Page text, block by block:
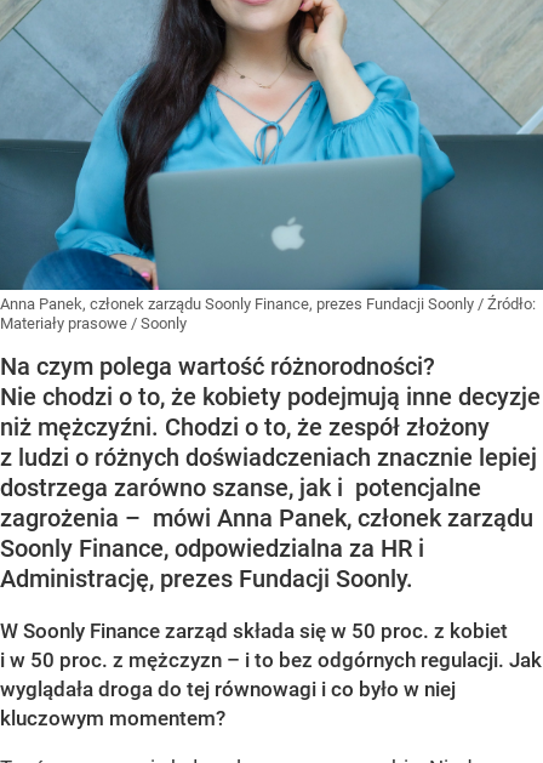
Anna Panek, członek zarządu Soonly Finance, prezes Fundacji Soonly / Źródło:
Materiały prasowe / Soonly
Na czym polega wartość różnorodności?
Nie chodzi o to, że kobiety podejmują inne decyzje
niż mężczyźni. Chodzi o to, że zespół złożony
z ludzi o różnych doświadczeniach znacznie lepiej
dostrzega zarówno szanse, jak i potencjalne
zagrożenia – mówi Anna Panek, członek zarządu
Soonly Finance, odpowiedzialna za HR i
Administrację, prezes Fundacji Soonly.
W Soonly Finance zarząd składa się w 50 proc. z kobiet
i w 50 proc. z mężczyzn – i to bez odgórnych regulacji. Jak
wyglądała droga do tej równowagi i co było w niej
kluczowym momentem?